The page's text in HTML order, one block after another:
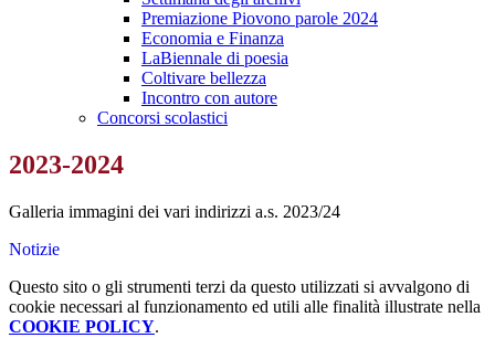
Premiazione Piovono parole 2024
Economia e Finanza
LaBiennale di poesia
Coltivare bellezza
Incontro con autore
Concorsi scolastici
2023-2024
Galleria immagini dei vari indirizzi a.s. 2023/24
Notizie
Questo sito o gli strumenti terzi da questo utilizzati si avvalgono di
cookie necessari al funzionamento ed utili alle finalità illustrate nella
COOKIE POLICY.